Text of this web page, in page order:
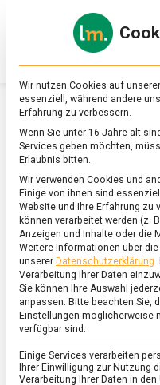
SCHLAGWORT:
Wir nutzen Cookies auf
essenziell, während andere
Erfahrung zu verbessern.
Wenn Sie unter 16 Jahre alt
Services geben möchten,
Erlaubnis bitten.
Wir verwenden Cookies und
Einige von ihnen sind
Website und Ihre Erfahrung zu
können verarbeitet werden (z.
Anzeigen und Inhalte oder die
Weitere Informationen über die
unserer Datenschutzerklärung.
Verarbeitung Ihrer Daten
Sie können Ihre Auswahl
anpassen. Bitte beachten Sie,
Einstellungen möglicherweise
verfügbar sind.
Einige Services verarbeiten
Ihrer Einwilligung zur Nutzung
Verarbeitung Ihrer Daten in den